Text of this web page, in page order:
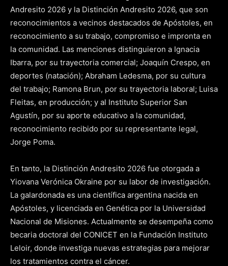
Andresito 2026 y la Distinción Andresito 2026, que son
reconocimientos a vecinos destacados de Apóstoles, en
reconocimiento a su trabajo, compromiso e impronta en
la comunidad. Las menciones distinguieron a Ignacia
Ibarra, por su trayectoria comercial; Joaquín Crespo, en
deportes (natación); Abraham Ledesma, por su cultura
del trabajo; Ramona Brun, por su trayectoria laboral; Luisa
Fleitas, en producción; y al Instituto Superior San
Agustín, por su aporte educativo a la comunidad,
reconocimiento recibido por su representante legal,
Jorge Poma.
En tanto, la Distinción Andresito 2026 fue otorgada a
Yiovana Verónica Okraine por su labor de investigación.
La galardonada es una científica argentina nacida en
Apóstoles, y licenciada en Genética por la Universidad
Nacional de Misiones. Actualmente se desempeña como
becaria doctoral del CONICET en la Fundación Instituto
Leloir, donde investiga nuevas estrategias para mejorar
los tratamientos contra el cáncer.